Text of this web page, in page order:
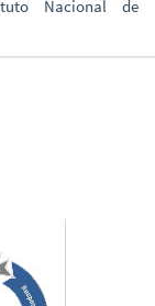
Nacional de